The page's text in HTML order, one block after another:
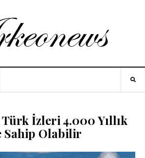
Türk İzleri 4.000 Yıllık
Sahip Olabilir